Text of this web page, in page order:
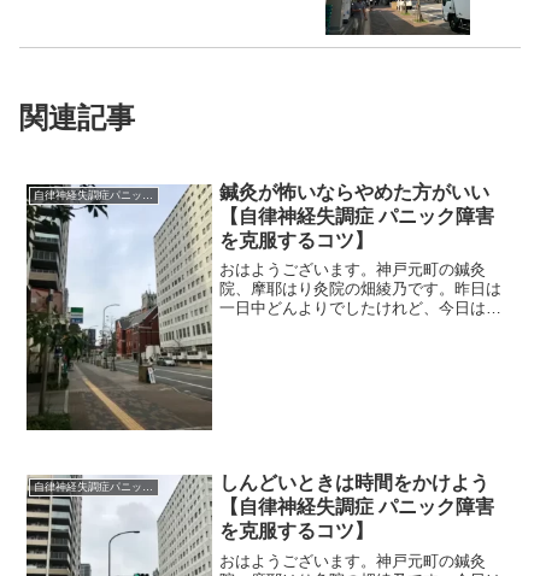
関連記事
鍼灸が怖いならやめた方がいい
【自律神経失調症 パニック障害
を克服するコツ】
おはようございます。神戸元町の鍼灸
院、摩耶はり灸院の畑綾乃です。昨日は
一日中どんよりでしたけれど、今日は青
しんどいときは時間をかけよう
【自律神経失調症 パニック障害
を克服するコツ】
おはようございます。神戸元町の鍼灸